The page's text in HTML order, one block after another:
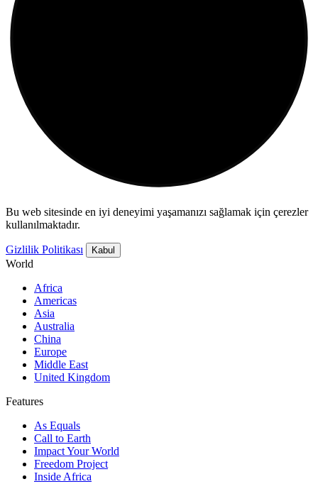
Bu web sitesinde en iyi deneyimi yaşamanızı sağlamak için çerezler
kullanılmaktadır.
Gizlilik Politikası Kabul
World
Africa
Americas
Asia
Australia
China
Europe
Middle East
United Kingdom
Features
As Equals
Call to Earth
Impact Your World
Freedom Project
Inside Africa